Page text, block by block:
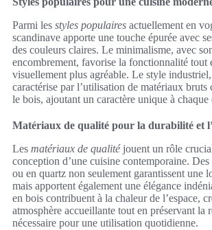
Parmi les styles populaires actuellement en
scandinave apporte une touche épurée avec
des couleurs claires. Le minimalisme, avec
encombrement, favorise la fonctionnalité tout
visuellement plus agréable. Le style
caractérise par l’utilisation de matériaux bruts
le bois, ajoutant un caractère unique à chaque
Matériaux de qualité pour la durabilité et
Les matériaux de qualitéjouent un rôle
conception d’une cuisine contemporaine. Des
ou en quartz non seulement garantissent une
mais apportent également une élégance
en bois contribuent à la chaleur de l’espace,
atmosphère accueillante tout en préservant la
nécessaire pour une utilisation quotidienne.